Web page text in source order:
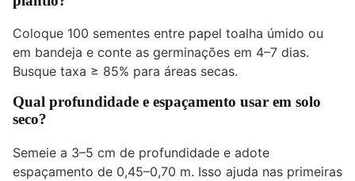
Coloque 100 sementes entre papel toalha úmido ou
em bandeja e conte as germinações em 4–7 dias.
Busque taxa ≥ 85% para áreas secas.
Qual profundidade e espaçamento usar em solo
seco?
Semeie a 3–5 cm de profundidade e adote
espaçamento de 0,45–0,70 m. Isso ajuda nas primeiras